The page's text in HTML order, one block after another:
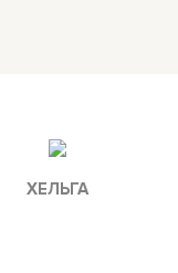
ХЕЛЬГА